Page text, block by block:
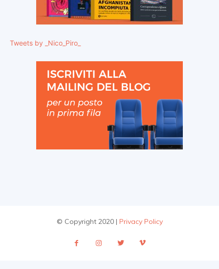
Tweets by _Nico_Piro_
© Copyright 2020 | Privacy Policy